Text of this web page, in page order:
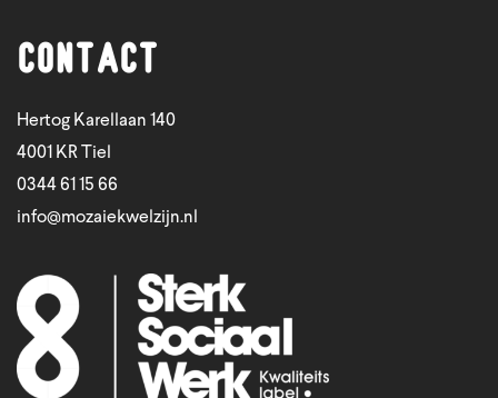
Contact
Hertog Karellaan 140
4001 KR Tiel
0344 61 15 66
info@mozaiekwelzijn.nl